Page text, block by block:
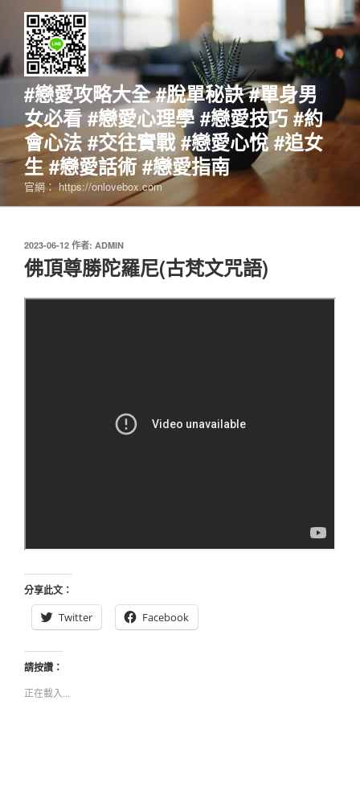
要
#戀愛攻略大全 #脫單秘訣 #單身男
女必看 #戀愛心理學 #戀愛技巧 #約
會心法 #交往實戰 #戀愛心悅 #追女
生 #戀愛話術 #戀愛指南
官網： https://onlovebox.com
發
佈
於
2023-06-12 作者: ADMIN
佛頂尊勝陀羅尼(古梵文咒語)
分享此文：
Twitter
Facebook
請按讚：
正在載入...